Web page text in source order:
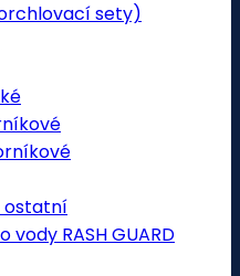
sety)
ostatní
vody RASH GUARD